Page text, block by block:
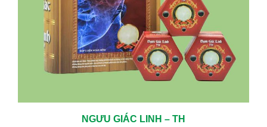
NGƯU GIÁC LINH – TH